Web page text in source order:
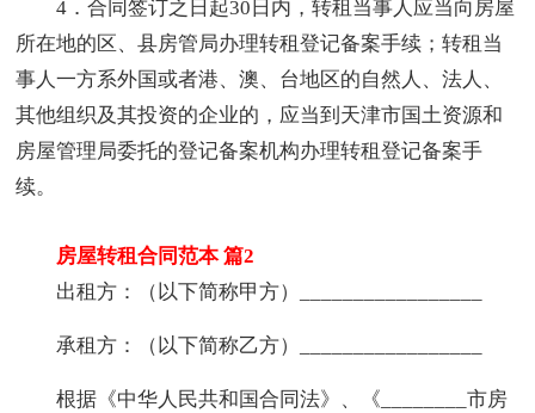
4．合同签订之日起30日内，转租当事人应当向房屋
所在地的区、县房管局办理转租登记备案手续；转租当
事人一方系外国或者港、澳、台地区的自然人、法人、
其他组织及其投资的企业的，应当到天津市国土资源和
房屋管理局委托的登记备案机构办理转租登记备案手
续。
房屋转租合同范本 篇2
出租方：（以下简称甲方）_________________
承租方：（以下简称乙方）_________________
根据《中华人民共和国合同法》、《________市房